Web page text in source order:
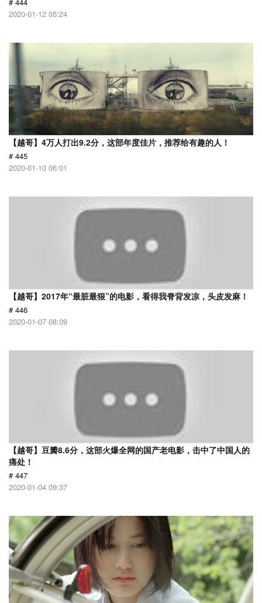
2020-01-12 05:24
【越哥】4万人打出9.2分，这部年度佳片，推荐给有趣的人！
# 445
2020-01-10 06:01
【越哥】2017年“最脏最狠”的电影，看得我脊背发凉，头皮发麻！
# 446
2020-01-07 08:09
【越哥】豆瓣8.6分，这部火爆全网的国产老电影，击中了中国人的
痛处！
# 447
2020-01-04 09:37